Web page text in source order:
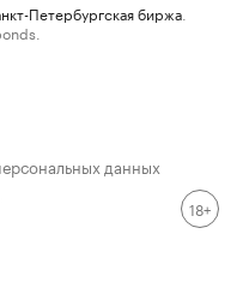
Петербургская биржа
данных
18+